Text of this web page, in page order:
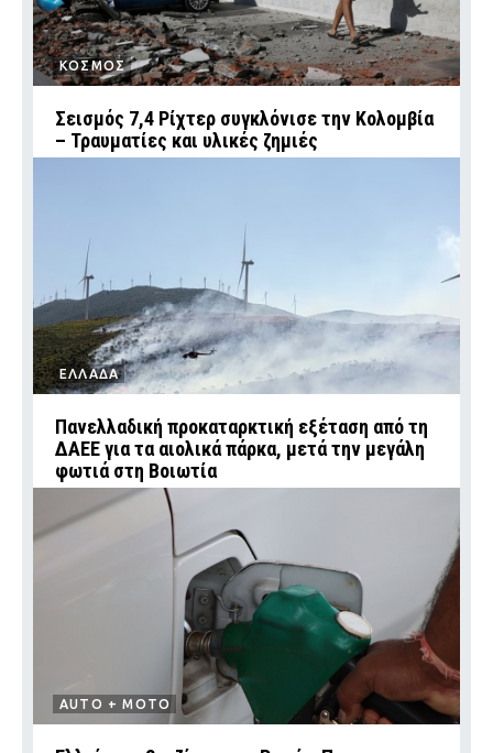
ΚΟΣΜΟΣ
Σεισμός 7,4 Ρίχτερ συγκλόνισε την Κολομβία
– Τραυματίες και υλικές ζημιές
ΕΛΛΑΔΑ
Πανελλαδική προκαταρκτική εξέταση από τη
ΔΑΕΕ για τα αιολικά πάρκα, μετά την μεγάλη
φωτιά στη Βοιωτία
AUTO + MOTO